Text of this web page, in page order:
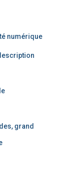
numérique
grand